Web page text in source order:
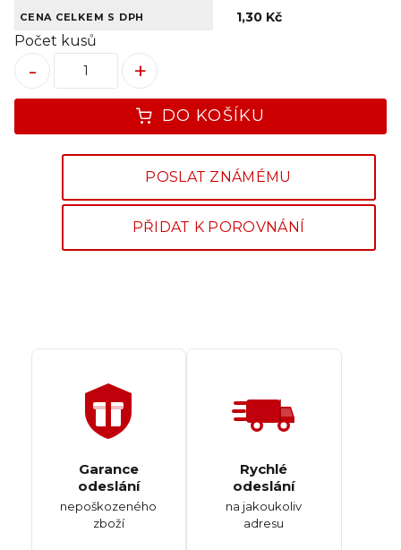
CENA CELKEM S DPH 1,30 Kč
Počet kusů
+
-
DO KOŠÍKU
POSLAT ZNÁMÉMU
PŘIDAT K POROVNÁNÍ
Garance
odeslání
nepoškozeného
zboží
Rychlé
odeslání
na jakoukoliv
adresu